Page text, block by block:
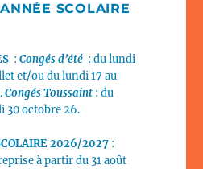
SCOLAIRE
: Congés d’été : du lundi
et/ou du lundi 17 au
Congés Toussaint: du
30 octobre 26.
2026/2027:
à partir du 31 août